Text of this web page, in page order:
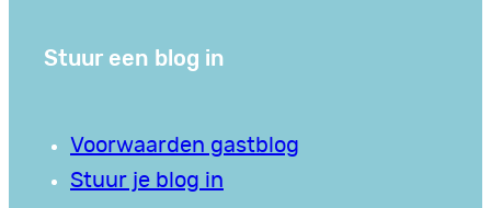
Stuur een blog in
Voorwaarden gastblog
Stuur je blog in